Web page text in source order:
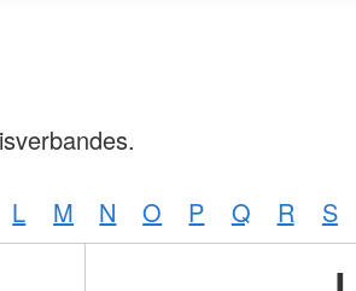
L M N O P Q R S